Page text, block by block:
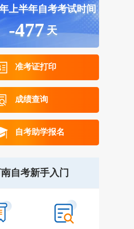
上半年自考考试时间
-477 天
准考证打印
成绩查询
自考助学报名
自考新手入门